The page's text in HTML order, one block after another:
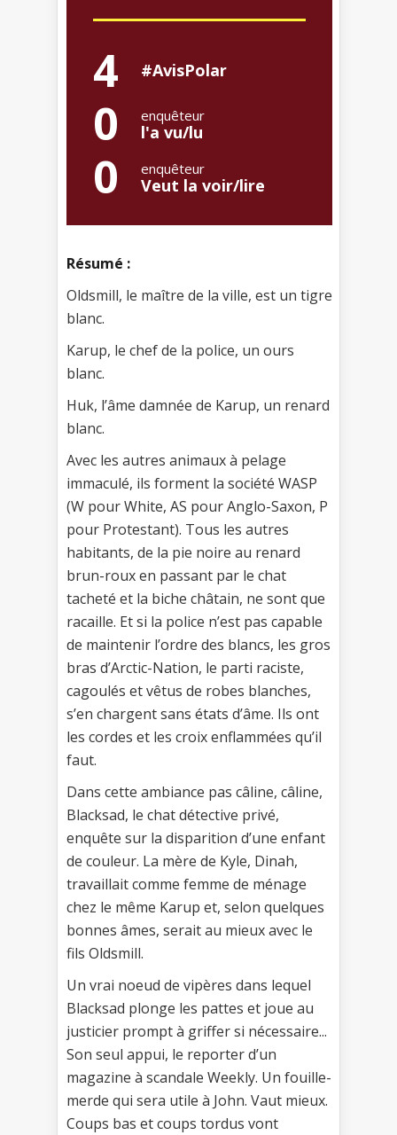
4 #AvisPolar
0 enquêteur
l'a vu/lu
0 enquêteur
Veut la voir/lire
Résumé :
Oldsmill, le maître de la ville, est un tigre
blanc.
Karup, le chef de la police, un ours
blanc.
Huk, l’âme damnée de Karup, un renard
blanc.
Avec les autres animaux à pelage
immaculé, ils forment la société WASP
(W pour White, AS pour Anglo-Saxon, P
pour Protestant). Tous les autres
habitants, de la pie noire au renard
brun-roux en passant par le chat
tacheté et la biche châtain, ne sont que
racaille. Et si la police n’est pas capable
de maintenir l’ordre des blancs, les gros
bras d’Arctic-Nation, le parti raciste,
cagoulés et vêtus de robes blanches,
s’en chargent sans états d’âme. Ils ont
les cordes et les croix enflammées qu’il
faut.
Dans cette ambiance pas câline, câline,
Blacksad, le chat détective privé,
enquête sur la disparition d’une enfant
de couleur. La mère de Kyle, Dinah,
travaillait comme femme de ménage
chez le même Karup et, selon quelques
bonnes âmes, serait au mieux avec le
fils Oldsmill.
Un vrai noeud de vipères dans lequel
Blacksad plonge les pattes et joue au
justicier prompt à griffer si nécessaire...
Son seul appui, le reporter d’un
magazine à scandale Weekly. Un fouille-
merde qui sera utile à John. Vaut mieux.
Coups bas et coups tordus vont